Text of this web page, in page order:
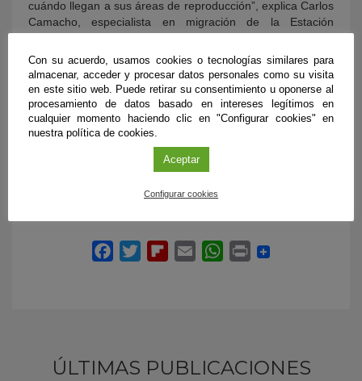
cuándo llegan a sus áreas de reproducción”, explica Carlos
Camacho, especialista en migración de la Estación
importante en un mundo que se calienta rápidamente”,
añade el investigador.
Comprender cómo se conectan las áreas de cría y de
invernada permitirá predecir mejor la capacidad de
adaptación de las especies migratorias ante los cambios
ambientales. Igualmente, ayudará a diseñar estrategias de
conservación más eficaces para unas aves que dependen
de ecosistemas situados en distintos continentes.
ÚLTIMAS PUBLICACIONES
Con su acuerdo, usamos cookies o tecnologías similares para
almacenar, acceder y procesar datos personales como su visita
en este sitio web. Puede retirar su consentimiento u oponerse al
procesamiento de datos basado en intereses legítimos en
cualquier momento haciendo clic en "Configurar cookies" en
nuestra política de cookies.
Aceptar
Configurar cookies